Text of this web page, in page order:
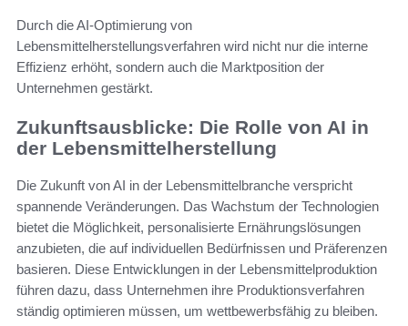
Durch die AI-Optimierung von
Lebensmittelherstellungsverfahren wird nicht nur die interne
Effizienz erhöht, sondern auch die Marktposition der
Unternehmen gestärkt.
Zukunftsausblicke: Die Rolle von AI in
der Lebensmittelherstellung
Die Zukunft von AI in der Lebensmittelbranche verspricht
spannende Veränderungen. Das Wachstum der Technologien
bietet die Möglichkeit, personalisierte Ernährungslösungen
anzubieten, die auf individuellen Bedürfnissen und Präferenzen
basieren. Diese Entwicklungen in der Lebensmittelproduktion
führen dazu, dass Unternehmen ihre Produktionsverfahren
ständig optimieren müssen, um wettbewerbsfähig zu bleiben.